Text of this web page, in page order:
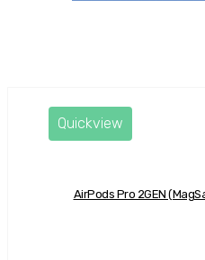
Quickview